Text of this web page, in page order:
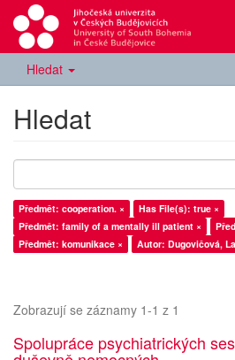
Hledat
Hledat
Předmět: cooperation. ×
Has File(s): true ×
Předmět: family of a mentally ill patient ×
Předmět: komunikace ×
Autor: Dugovičová,
Zobrazují se záznamy 1-1 z 1
Spolupráce psychiatrických